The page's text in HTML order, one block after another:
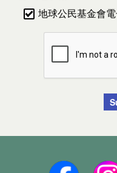
地球公民基金會電